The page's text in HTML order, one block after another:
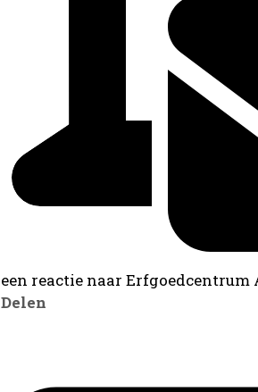
een reactie naar
Delen